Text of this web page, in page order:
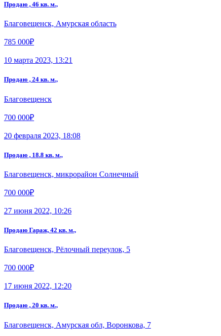
Продаю , 46 кв. м.,
Благовещенск, Амурская область
785 000₽
10 марта 2023, 13:21
Продаю , 24 кв. м.,
Благовещенск
700 000₽
20 февраля 2023, 18:08
Продаю , 18.8 кв. м.,
Благовещенск, микрорайон Солнечный
700 000₽
27 июня 2022, 10:26
Продаю Гараж, 42 кв. м.,
Благовещенск, Рёлочный переулок, 5
700 000₽
17 июня 2022, 12:20
Продаю , 20 кв. м.,
Благовещенск, Амурская обл, Воронкова, 7